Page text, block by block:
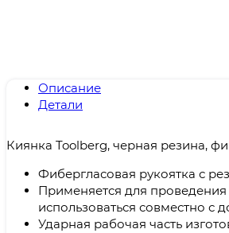
Описание
Детали
Киянка Toolberg, черная резина,
Фибергласовая рукоятка с
Применяется для
использоваться совместно с
Ударная рабочая часть